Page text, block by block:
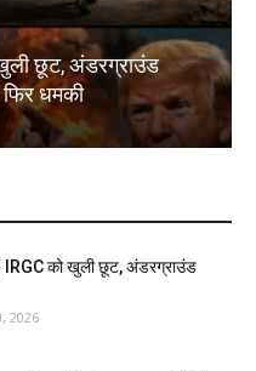
छूट, अंडरग्राउंड
फिर धमकी
को खुली छूट, अंडरग्राउंड
2026